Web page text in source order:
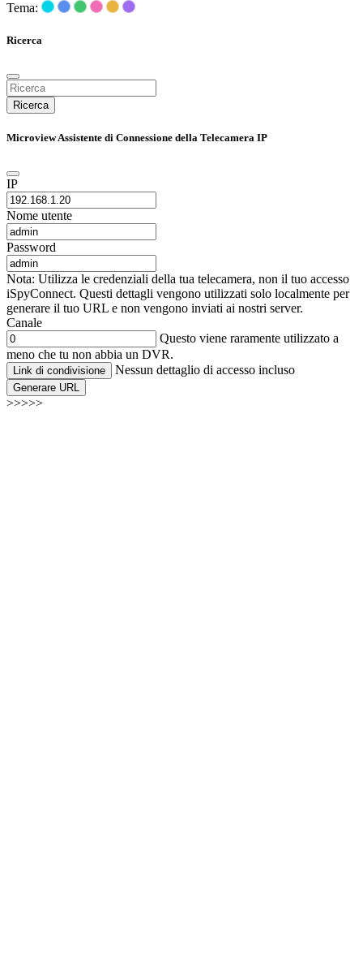
Tema:
Ricerca
Ricerca
Microview Assistente di Connessione della Telecamera IP
IP
Nome utente
Password
Nota: Utilizza le credenziali della tua telecamera, non il tuo accesso
iSpyConnect. Questi dettagli vengono utilizzati solo localmente per
generare il tuo URL e non vengono inviati ai nostri server.
Canale
Questo viene raramente utilizzato a
meno che tu non abbia un DVR.
Link di condivisione Nessun dettaglio di accesso incluso
Generare URL
>>>>>